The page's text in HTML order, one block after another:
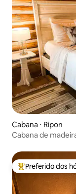
Cabana ⋅ Ripon
Cabana de
Entre os
Preferido dos